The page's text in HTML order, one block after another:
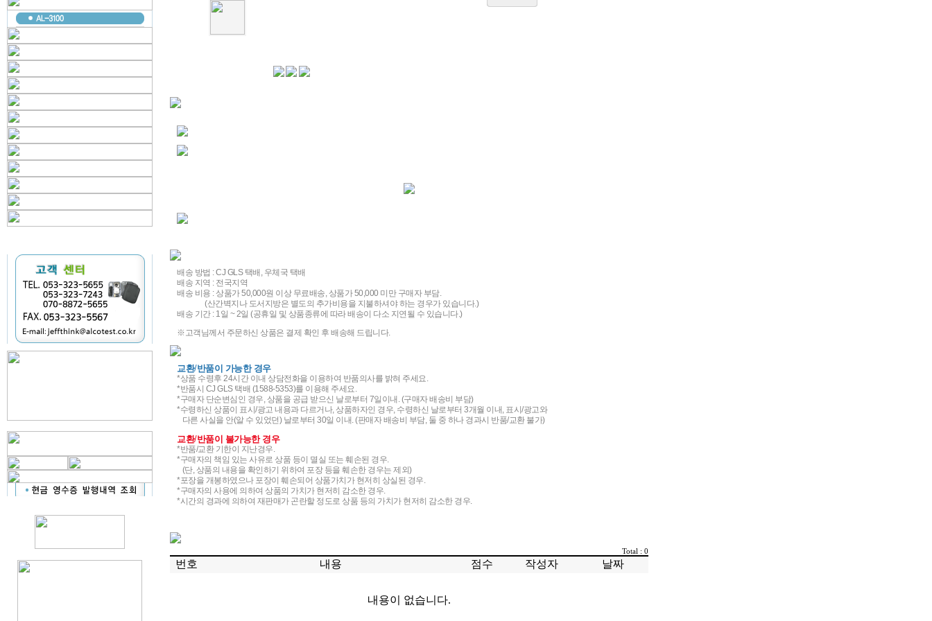
배송 방법 : CJ GLS 택배, 우체국 택배
배송 지역 : 전국지역
배송 비용 : 상품가 50,000원 이상 무료배송, 상품가 50,000 미만 구매자 부담.
(산간벽지나 도서지방은 별도의 추가비용을 지불하셔야 하는 경우가 있습니다.)
배송 기간 : 1일 ~ 2일 (공휴일 및 상품종류에 따라 배송이 다소 지연될 수 있습니다.)
※고객님께서 주문하신 상품은 결제 확인 후 배송해 드립니다.
교환/반품이 가능한 경우
*상품 수령후 24시간 이내 상담전화을 이용하여 반품의사를 밝혀 주세요.
*반품시 CJ GLS 택배 (1588-5353)를 이용해 주세요.
*구매자 단순변심인 경우, 상품을 공급 받으신 날로부터 7일이내. (구매자 배송비 부담)
*수령하신 상품이 표시/광고 내용과 다르거나, 상품하자인 경우, 수령하신 날로부터 3개월 이내, 표시/광고와
다른 사실을 안(알 수 있었던) 날로부터 30일 이내. (판매자 배송비 부담, 둘 중 하나 경과시 반품/교환 불가)
교환/반품이 불가능한 경우
*반품/교환 기한이 지난경우.
*구매자의 책임 있는 사유로 상품 등이 멸실 또는 훼손된 경우.
(단, 상품의 내용을 확인하기 위하여 포장 등을 훼손한 경우는 제외)
*포장을 개봉하였으나 포장이 훼손되어 상품가치가 현저히 상실된 경우.
*구매자의 사용에 의하여 상품의 가치가 현저히 감소한 경우.
*시간의 경과에 의하여 재판매가 곤란할 정도로 상품 등의 가치가 현저히 감소한 경우.